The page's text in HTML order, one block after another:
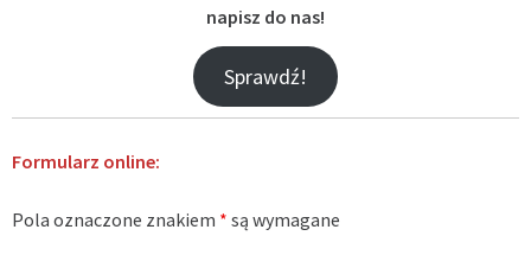
napisz do nas!
Sprawdź!
Formularz online:
Pola oznaczone znakiem * są wymagane